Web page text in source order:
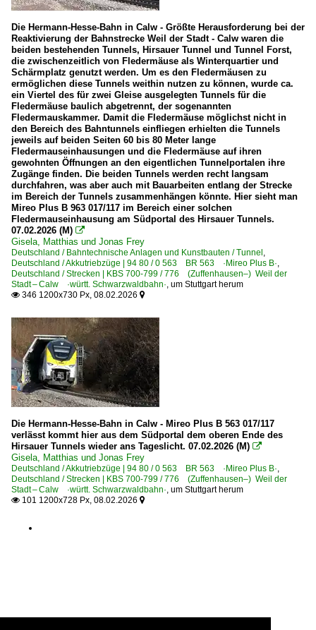
Die Hermann-Hesse-Bahn in Calw - Größte Herausforderung bei der
Reaktivierung der Bahnstrecke Weil der Stadt - Calw waren die
beiden bestehenden Tunnels, Hirsauer Tunnel und Tunnel Forst,
die zwischenzeitlich von Fledermäuse als Winterquartier und
Schärmplatz genutzt werden. Um es den Fledermäusen zu
ermöglichen diese Tunnels weithin nutzen zu können, wurde ca.
ein Viertel des für zwei Gleise ausgelegten Tunnels für die
Fledermäuse baulich abgetrennt, der sogenannten
Fledermauskammer. Damit die Fledermäuse möglichst nicht in
den Bereich des Bahntunnels einfliegen erhielten die Tunnels
jeweils auf beiden Seiten 60 bis 80 Meter lange
Fledermauseinhausungen und die Fledermäuse auf ihren
gewohnten Öffnungen an den eigentlichen Tunnelportalen ihre
Zugänge finden. Die beiden Tunnels werden recht langsam
durchfahren, was aber auch mit Bauarbeiten entlang der Strecke
im Bereich der Tunnels zusammenhängen könnte. Hier sieht man
Mireo Plus B 963 017/117 im Bereich einer solchen
Fledermauseinhausung am Südportal des Hirsauer Tunnels.
07.02.2026 (M) 
Gisela, Matthias und Jonas Frey
Deutschland / Bahntechnische Anlagen und Kunstbauten / Tunnel ,
Deutschland / Akkutriebzüge | 94 80 / 0 563 BR 563 ·Mireo Plus B·,
Deutschland / Strecken | KBS 700-799 / 776 (Zuffenhausen–) Weil der
Stadt – Calw ·württ. Schwarzwaldbahn·, um Stuttgart herum
 346 1200x730 Px, 08.02.2026 
Die Hermann-Hesse-Bahn in Calw - Mireo Plus B 563 017/117
verlässt kommt hier aus dem Südportal dem oberen Ende des
Hirsauer Tunnels wieder ans Tageslicht. 07.02.2026 (M) 
Gisela, Matthias und Jonas Frey
Deutschland / Akkutriebzüge | 94 80 / 0 563 BR 563 ·Mireo Plus B·,
Deutschland / Strecken | KBS 700-799 / 776 (Zuffenhausen–) Weil der
Stadt – Calw ·württ. Schwarzwaldbahn·, um Stuttgart herum
 101 1200x728 Px, 08.02.2026 